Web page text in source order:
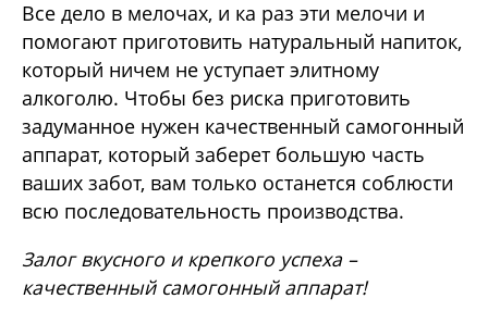
Все дело в мелочах, и ка раз эти мелочи и
помогают приготовить натуральный напиток,
который ничем не уступает элитному
алкоголю. Чтобы без риска приготовить
задуманное нужен качественный самогонный
аппарат, который заберет большую часть
ваших забот, вам только останется соблюсти
всю последовательность производства.
Залог вкусного и крепкого успеха –
качественный самогонный аппарат!